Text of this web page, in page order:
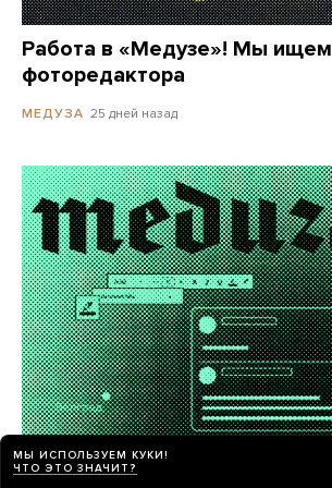
Работа в «Медузе»! Мы ищем
фоторедактора
МЕДУЗА 25 дней назад
МЫ ИСПОЛЬЗУЕМ КУКИ!
ЧТО ЭТО ЗНАЧИТ?